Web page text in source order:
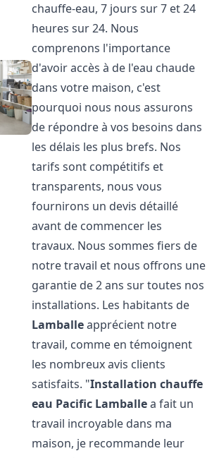
chauffe-eau, 7 jours sur 7 et 24
heures sur 24. Nous
comprenons l'importance
d'avoir accès à de l'eau chaude
dans votre maison, c'est
pourquoi nous nous assurons
de répondre à vos besoins dans
les délais les plus brefs. Nos
tarifs sont compétitifs et
transparents, nous vous
fournirons un devis détaillé
avant de commencer les
travaux. Nous sommes fiers de
notre travail et nous offrons une
garantie de 2 ans sur toutes nos
installations. Les habitants de
Lamballeapprécient notre
travail, comme en témoignent
les nombreux avis clients
satisfaits. "Installation chauffe
eau Pacific Lamballea fait un
travail incroyable dans ma
maison, je recommande leur